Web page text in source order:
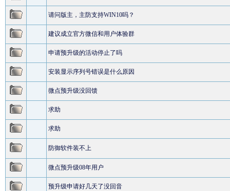
请问版主，主防支持WIN10吗？
建议成立官方微信和用户体验群
申请预升级的活动停止了吗
安装显示序列号错误是什么原因
微点预升级没回馈
求助
求助
防御软件装不上
微点预升级08年用户
预升级申请好几天了没回音